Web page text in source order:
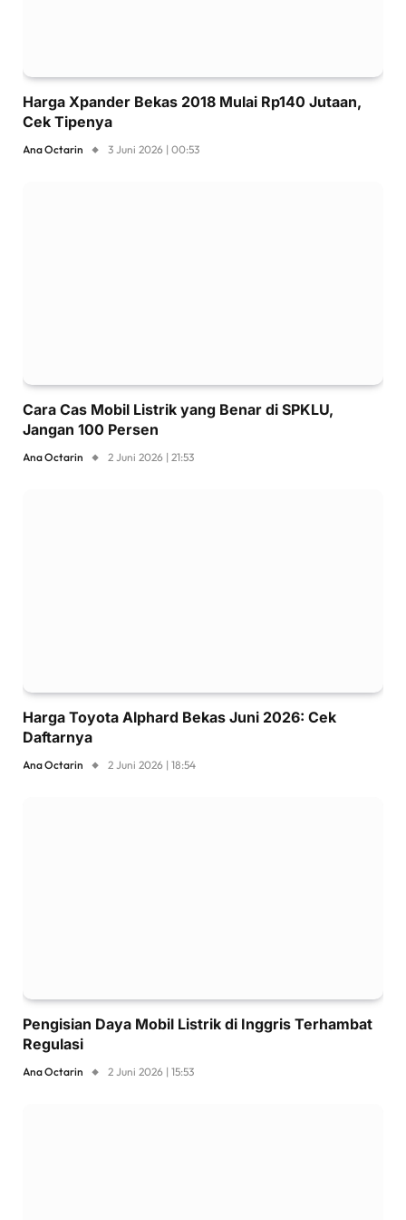
Harga Xpander Bekas 2018 Mulai Rp140 Jutaan,
Cek Tipenya
Ana Octarin 3 Juni 2026 | 00:53
Cara Cas Mobil Listrik yang Benar di SPKLU,
Jangan 100 Persen
Ana Octarin 2 Juni 2026 | 21:53
Harga Toyota Alphard Bekas Juni 2026: Cek
Daftarnya
Ana Octarin 2 Juni 2026 | 18:54
Pengisian Daya Mobil Listrik di Inggris Terhambat
Regulasi
Ana Octarin 2 Juni 2026 | 15:53